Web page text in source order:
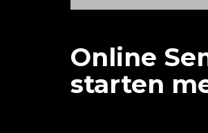
Online
starten